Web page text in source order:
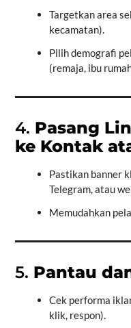
Targetkan area
kecamatan).
Pilih demografi
(remaja, ibu
4. Pasang
ke Kontak
Pastikan banner
Telegram, atau
Memudahkan
5. Pantau
Cek performa
klik, respon).